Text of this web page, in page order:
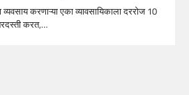
करणाऱ्या एका व्यावसायिकाला दररोज 10
करत,…